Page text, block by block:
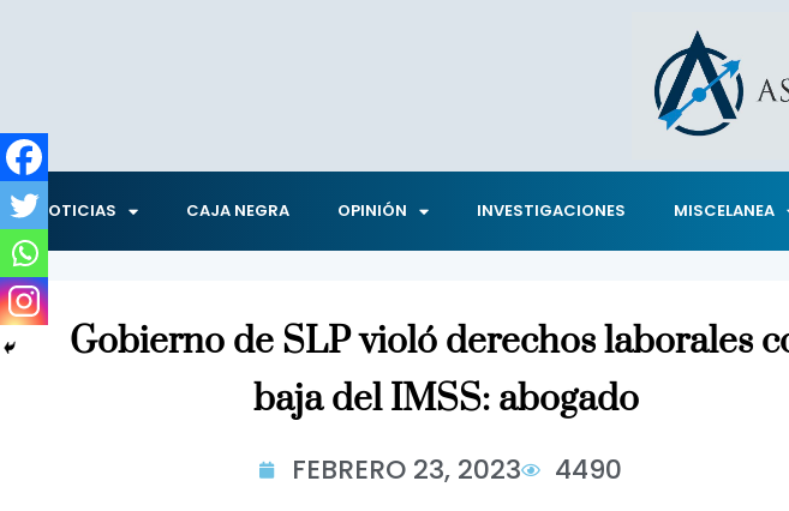
NOTICIAS CAJA NEGRA OPINIÓN INVESTIGACIONES MISCELANEA
Gobierno de SLP violó derechos laborales
baja del IMSS: abogado
FEBRERO 23, 2023 4490